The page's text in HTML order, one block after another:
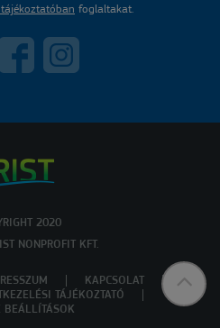
foglaltakat.
2020
NONPROFIT KFT.
KAPCSOLAT
TÁJÉKOZTATÓ
BEÁLLÍTÁSOK